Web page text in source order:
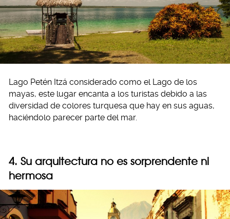
Lago Petén Itzá considerado como el Lago de los
mayas, este lugar encanta a los turistas debido a las
diversidad de colores turquesa que hay en sus aguas,
haciéndolo parecer parte del mar.
4. Su arquitectura no es sorprendente ni
hermosa